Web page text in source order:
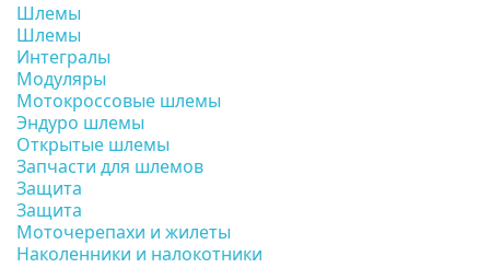
Шлемы
Шлемы
Интегралы
Модуляры
Мотокроссовые шлемы
Эндуро шлемы
Открытые шлемы
Запчасти для шлемов
Защита
Защита
Моточерепахи и жилеты
Наколенники и налокотники